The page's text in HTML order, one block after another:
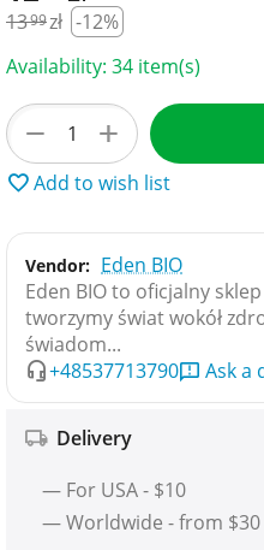
1399zł -12%
Availability: 34 item(s)
+
−
Add to wish list
Vendor: Eden BIO
Eden BIO to oficjalny
tworzymy świat wokół
świadom...
+48537713790
Ask a
Delivery
— For USA - $10
— Worldwide - from $30